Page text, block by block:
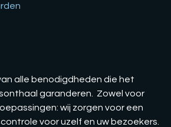
alle benodigdheden die het
garanderen. Zowel voor
wij zorgen voor een
voor uzelf en uw bezoekers.